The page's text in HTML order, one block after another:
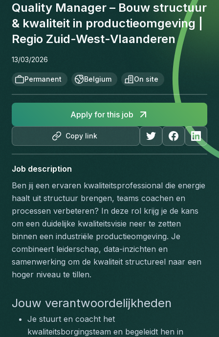
Quality Manager – Bouw structuur
& kwaliteit in productieomgeving |
Regio Zuid-West-Vlaanderen
13/03/2026
Permanent Belgium On site
Copy link
Apply for this job
Job description
Ben jij een ervaren kwaliteitsprofessional die energie
haalt uit structuur brengen, teams coachen en
processen verbeteren? In deze rol krijg je de kans
om een duidelijke kwaliteitsvisie neer te zetten
binnen een industriële productieomgeving. Je
combineert leiderschap, data-inzichten en
samenwerking om de kwaliteit structureel naar een
hoger niveau te tillen.
Jouw verantwoordelijkheden
Je stuurt en coacht het
kwaliteitsborgingsteam en begeleidt hen in